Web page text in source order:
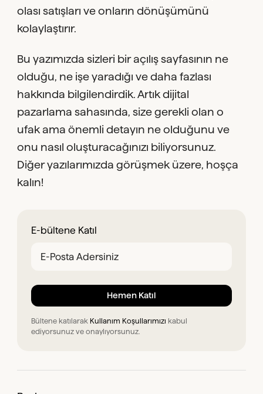
olası satışları ve onların dönüşümünü
kolaylaştırır.
Bu yazımızda sizleri bir açılış sayfasının ne
olduğu, ne işe yaradığı ve daha fazlası
hakkında bilgilendirdik. Artık dijital
pazarlama sahasında, size gerekli olan o
ufak ama önemli detayın ne olduğunu ve
onu nasıl oluşturacağınızı biliyorsunuz.
Diğer yazılarımızda görüşmek üzere, hoşça
kalın!
E-bültene Katıl
Bültene katılarak Kullanım Koşullarımızı kabul
ediyorsunuz ve onaylıyorsunuz.